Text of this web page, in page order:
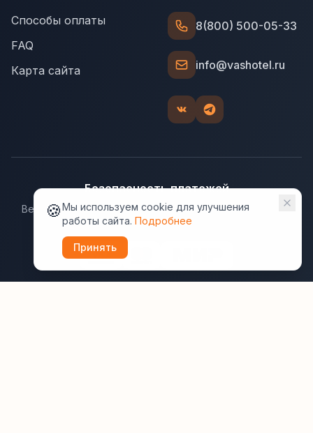
Способы оплаты
FAQ
Карта сайта
8(800) 500-05-33
info@vashotel.ru
Безопасность платежей
Ведущие платёжные системы гарантируют надёжную
защиту данных.
🍪Мы используем cookie для улучшения
работы сайта. Подробнее
Принять